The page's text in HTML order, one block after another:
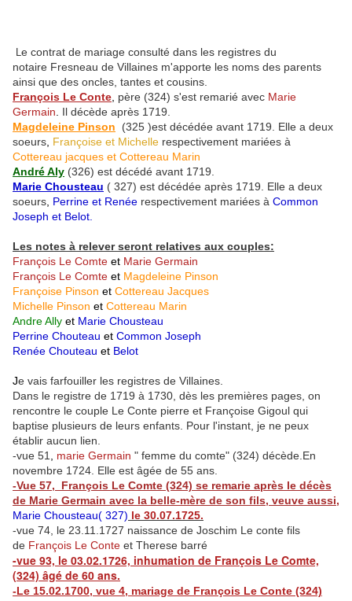
Le contrat de mariage consulté dans les registres du
notaire Fresneau de Villaines m'apporte les noms des parents
ainsi que des oncles, tantes et cousins.
François Le Conte père (324) s'est remarié avec Marie
Germain
Il décède après 1719.
Magdeleine Pinson
(325 )est décédée avant 1719. Elle a deux
soeurs Françoise et Michelle respectivement mariées à
Cottereau jacques et Cottereau Marin
André Aly (326) est décédé avant 1719.
Marie Chousteau ( 327) est décédée après 1719. Elle a deux
soeurs Perrine et Renée respectivement mariées à Common
Joseph et Belot.
Les notes à relever seront relatives aux couples:
François Le Comte et Marie Germain
François Le Comte et Magdeleine Pinson
Françoise Pinson et Cottereau Jacques
Michelle Pinson et Cottereau Marin
Andre Ally et Marie Chousteau
Perrine Chouteau et Common Joseph
Renée Chouteau et Belot
Je vais farfouiller les registres de Villaines.
Dans le registre de 1719 à 1730, dès les premières pages, on
rencontre le couple Le Conte pierre et Françoise Gigoul qui
baptise plusieurs de leurs enfants. Pour l'instant, je ne peux
établir aucun lien.
-vue 51
marie Germain " femme du comte" (324) décède.En
novembre 1724. Elle est âgée de 55 ans.
-Vue 57,
François Le Comte (324) se remarie après le décès
de Marie Germain avec la belle-mère de son fils, veuve aussi,
Marie Chousteau( 327) le 30.07.1725.
-vue 74, le 23.11.1727 naissance de Joschim Le conte fils
de François Le Conte et Therese barré
-vue 93, le 03.02.1726, inhumation de François Le Comte,
(324) âgé de 60 ans.
-Le 15.02.1700, vue 4, mariage de François Le Conte (324)